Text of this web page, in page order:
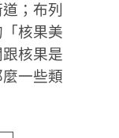
；布列
核果美
核果是
一些類